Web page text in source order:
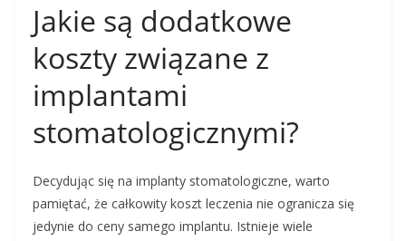
Jakie są dodatkowe
koszty związane z
implantami
stomatologicznymi?
Decydując się na implanty stomatologiczne, warto
pamiętać, że całkowity koszt leczenia nie ogranicza się
jedynie do ceny samego implantu. Istnieje wiele